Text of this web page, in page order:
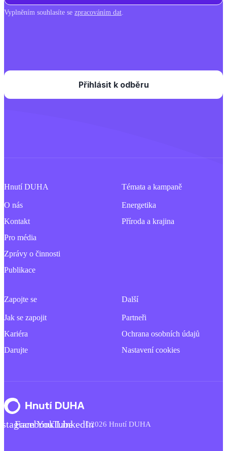
Vyplněním souhlasíte se zpracováním dat.
Hnutí DUHA
O nás
Kontakt
Pro média
Zprávy o činnosti
Publikace
Témata a kampaně
Energetika
Příroda a krajina
Zapojte se
Jak se zapojit
Kariéra
Darujte
Další
Partneři
Ochrana osobních údajů
Nastavení cookies
FacebookYouTubeLinkedIn©2026 Hnutí DUHA